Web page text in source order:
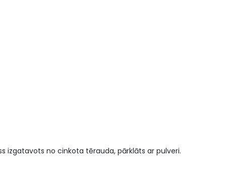
izgatavots no cinkota tērauda, ​​pārklāts ar pulveri.